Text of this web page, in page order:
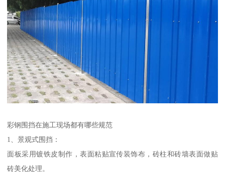
彩钢围挡在施工现场都有哪些规范
1、景观式围挡：
面板采用镀铁皮制作，表面粘贴宣传装饰布，砖柱和砖墙表面做贴
砖美化处理。